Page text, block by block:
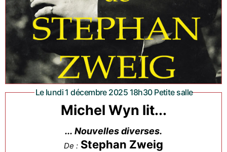
Le lundi 1 décembre 2025 18h30 Petite salle
Michel Wyn lit...
... Nouvelles diverses.
De : Stephan Zweig